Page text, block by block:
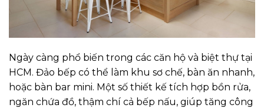
Ngày càng phổ biến trong các căn hộ và biệt thự tại
HCM. Đảo bếp có thể làm khu sơ chế, bàn ăn nhanh,
hoặc bàn bar mini. Một số thiết kế tích hợp bồn rửa,
ngăn chứa đồ, thậm chí cả bếp nấu, giúp tăng công